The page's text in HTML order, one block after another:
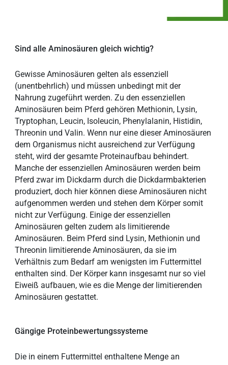
Sind alle Aminosäuren gleich wichtig?
Gewisse Aminosäuren gelten als essenziell
(unentbehrlich) und müssen unbedingt mit der
Nahrung zugeführt werden. Zu den essenziellen
Aminosäuren beim Pferd gehören Methionin, Lysin,
Tryptophan, Leucin, Isoleucin, Phenylalanin, Histidin,
Threonin und Valin. Wenn nur eine dieser Aminosäuren
dem Organismus nicht ausreichend zur Verfügung
steht, wird der gesamte Proteinaufbau behindert.
Manche der essenziellen Aminosäuren werden beim
Pferd zwar im Dickdarm durch die Dickdarmbakterien
produziert, doch hier können diese Aminosäuren nicht
aufgenommen werden und stehen dem Körper somit
nicht zur Verfügung. Einige der essenziellen
Aminosäuren gelten zudem als limitierende
Aminosäuren. Beim Pferd sind Lysin, Methionin und
Threonin limitierende Aminosäuren, da sie im
Verhältnis zum Bedarf am wenigsten im Futtermittel
enthalten sind. Der Körper kann insgesamt nur so viel
Eiweiß aufbauen, wie es die Menge der limitierenden
Aminosäuren gestattet.
Gängige Proteinbewertungssysteme
Die in einem Futtermittel enthaltene Menge an